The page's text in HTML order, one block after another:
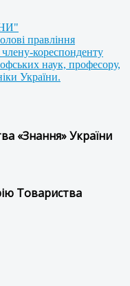
правління
кореспонденту
наук, професору,
України.
«Знання» України
Товариства